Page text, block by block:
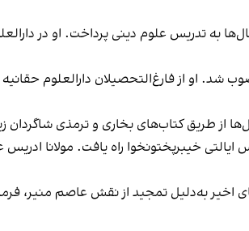
چارسده آغاز کرد و سال‌ها به تدریس علوم دینی
شد. او از فارغ‌التحصیلان دارالعلوم
از طریق کتاب‌های بخاری و ترمذی شاگردان
بود و در سال ۲۰۰۲ از حوزه چارسده به مجلس ایالتی
اخیر به‌دلیل تمجید از نقش عاصم